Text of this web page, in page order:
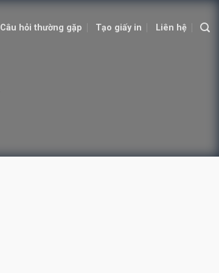
Câu hỏi thường gặp Tạo giấy in Liên hệ